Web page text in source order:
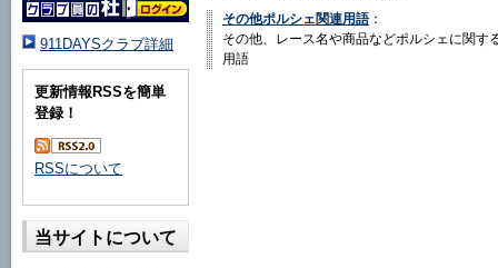
その他ポルシェ関連用語：
その他、レース名や商品などポルシェに関す
用語
911DAYSクラブ詳細
更新情報RSSを簡単
登録！
RSSについて
当サイトについて